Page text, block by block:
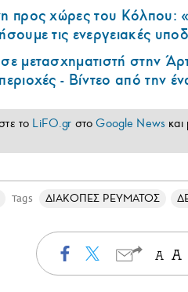
προς χώρες του Κόλπου:
τις ενεργειακές
μετασχηματιστή στην
- Βίντεο από την
το LiFO.gr στοGoogle News και
Tags ΔΙΑΚΟΠΕΣ ΡΕΥΜΑΤΟΣ